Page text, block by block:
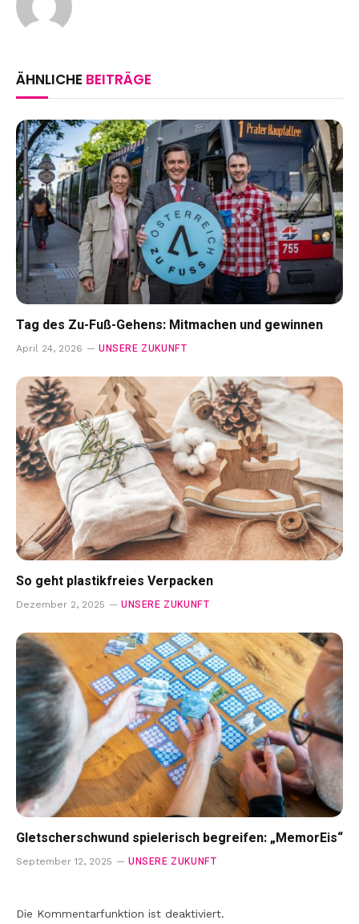
ÄHNLICHE BEITRÄGE
Tag des Zu-Fuß-Gehens: Mitmachen und gewinnen
April 24, 2026 UNSERE ZUKUNFT
So geht plastikfreies Verpacken
Dezember 2, 2025 UNSERE ZUKUNFT
Gletscherschwund spielerisch begreifen: „MemorEis“
September 12, 2025 UNSERE ZUKUNFT
Die Kommentarfunktion ist deaktiviert.